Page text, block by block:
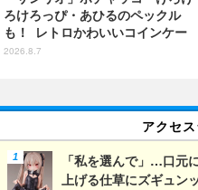
ろけろっぴ・あひるのペックル
も！ レトロかわいいコインケー
ス第2弾がカプセルトイに登場♪
2026.8.7
アクセ
「私を選んで」…口元
上げる仕草にズギュン